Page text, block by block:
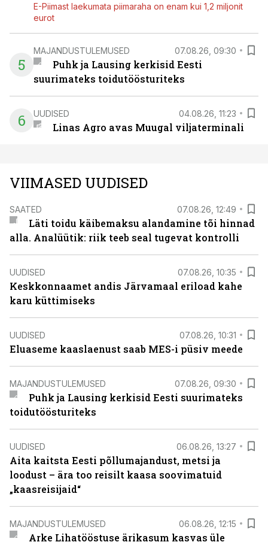
E-Piimast laekumata piimaraha on enam kui 1,2 miljonit
eurot
5
MAJANDUSTULEMUSED 07.08.26, 09:30
Puhk ja Lausing kerkisid Eesti
suurimateks toidutöösturiteks
6 UUDISED 04.08.26, 11:23
Linas Agro avas Muugal viljaterminali
VIIMASED UUDISED
SAATED 07.08.26, 12:49
Läti toidu käibemaksu alandamine tõi hinnad
alla. Analüütik: riik teeb seal tugevat kontrolli
UUDISED 07.08.26, 10:35
Keskkonnaamet andis Järvamaal eriload kahe
karu küttimiseks
UUDISED 07.08.26, 10:31
Eluaseme kaaslaenust saab MES-i püsiv meede
MAJANDUSTULEMUSED 07.08.26, 09:30
Puhk ja Lausing kerkisid Eesti suurimateks
toidutöösturiteks
UUDISED 06.08.26, 13:27
Aita kaitsta Eesti põllumajandust, metsi ja
loodust – ära too reisilt kaasa soovimatuid
„kaasreisijaid“
MAJANDUSTULEMUSED 06.08.26, 12:15
Arke Lihatööstuse ärikasum kasvas üle